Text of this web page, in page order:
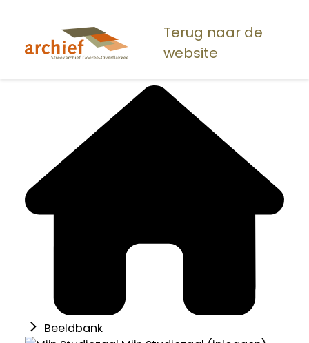
naar
Terug naar de
website
Beeldbank